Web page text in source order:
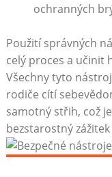
ochranných
Použití správných
celý proces a učinit
Všechny tyto
rodiče cítí
samotný střih, což
bezstarostný